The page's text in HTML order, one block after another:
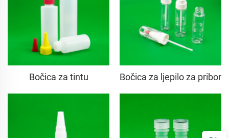
Bočica za tintu Bočica za ljepilo za pribor